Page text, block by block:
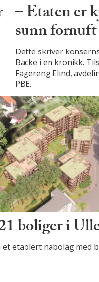
– Etaten er
sunn fornuft
Dette skriver
Backe i en kronikk.
Fagereng Elind,
PBE.
boliger i
et etablert nabolag med